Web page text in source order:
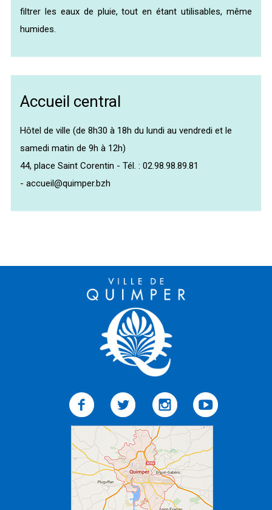
filtrer les eaux de pluie, tout en étant utilisables, même
humides.
Accueil central
Hôtel de ville (de 8h30 à 18h du lundi au vendredi et le
samedi matin de 9h à 12h)
44, place Saint Corentin - Tél. : 02.98.98.89.81
- accueil@quimper.bzh